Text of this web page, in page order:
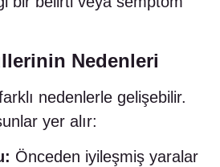
Nedenleri
nedenlerle gelişebilir.
yer alır:
Önceden iyileşmiş yaralar